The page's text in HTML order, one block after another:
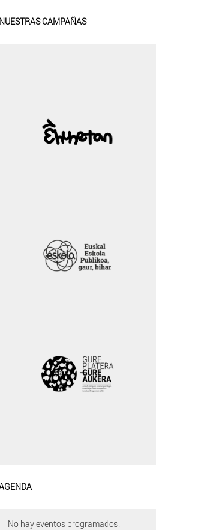
NUESTRAS CAMPAÑAS
No hay eventos programados.